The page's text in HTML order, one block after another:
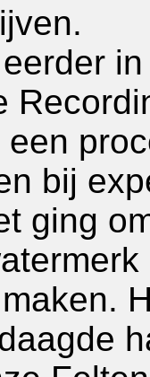
bij
ging